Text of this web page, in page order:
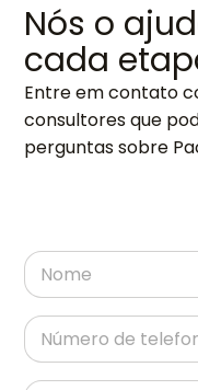
Nós o
cada
Entre em contato
consultores que
perguntas sobre